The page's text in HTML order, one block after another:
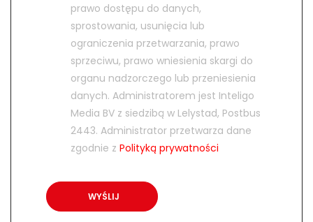
prawo dostępu do danych,
sprostowania, usunięcia lub
ograniczenia przetwarzania, prawo
sprzeciwu, prawo wniesienia skargi do
organu nadzorczego lub przeniesienia
danych. Administratorem jest Inteligo
Media BV z siedzibą w Lelystad, Postbus
2443. Administrator przetwarza dane
zgodnie z Polityką prywatności